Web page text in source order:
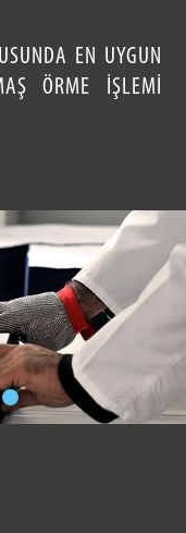
EN UYGUN
ÖRME IŞLEMI